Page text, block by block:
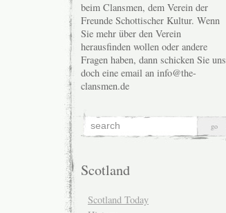
beim Clansmen, dem Verein der
Freunde Schottischer Kultur. Wenn
Sie mehr über den Verein
herausfinden wollen oder andere
Fragen haben, dann schicken Sie uns
doch eine email an info@the-
clansmen.de
Scotland
Scotland Today